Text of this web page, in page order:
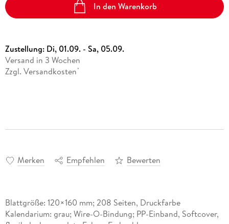
In den Warenkorb
Zustellung: Di, 01.09. - Sa, 05.09.
Versand in 3 Wochen
Zzgl. Versandkosten *
Merken Empfehlen Bewerten
Blattgröße: 120×160 mm; 208 Seiten, Druckfarbe
Kalendarium: grau; Wire-O-Bindung; PP-Einband, Softcover,